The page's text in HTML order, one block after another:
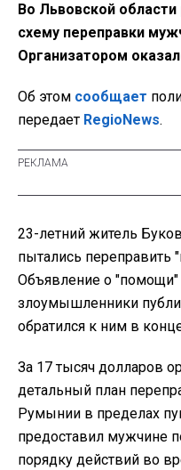
Во Львовской
схему переправки
Организатором
Об этом сообщает
передает RegioNews.
23-летний житель
пытались
Объявление о "помощи"
злоумышленники
обратился к ним в
За 17 тысяч долларов
детальный план
Румынии в пределах
предоставил мужчине
порядку действий во